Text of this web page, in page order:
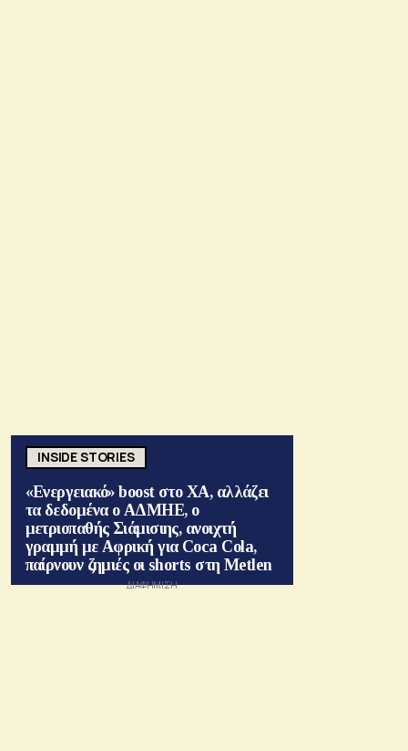
INSIDE STORIES
«Ενεργειακό» boost στο ΧΑ, αλλάζει
τα δεδομένα ο ΑΔΜΗΕ, ο
μετριοπαθής Σιάμισιης, ανοιχτή
γραμμή με Αφρική για Coca Cola,
παίρνουν ζημιές οι shorts στη Metlen